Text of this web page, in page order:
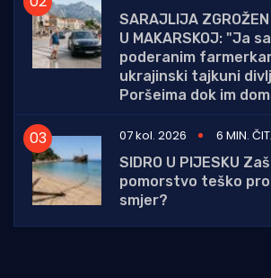
SARAJLIJA
U MAKARSKOJ: "Ja
poderanim
ukrajinski tajkuni
Poršeima dok im
07 kol. 2026
6 MIN.
SIDRO U PIJESKU
pomorstvo teško
smjer?